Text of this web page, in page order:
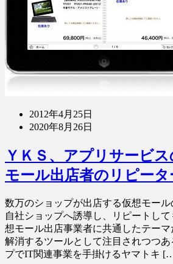
2012年4月25日
2020年8月26日
ＹＫＳ、アプリサービス
モール出店者のリピータ
数万のショップが出店する仮想モー
自社ショップへ誘導し、リピートし
想モール出店事業者に共通したテー
解消するツールとして注目されつつ
プでIT関連事業を手掛けるヤマトキ